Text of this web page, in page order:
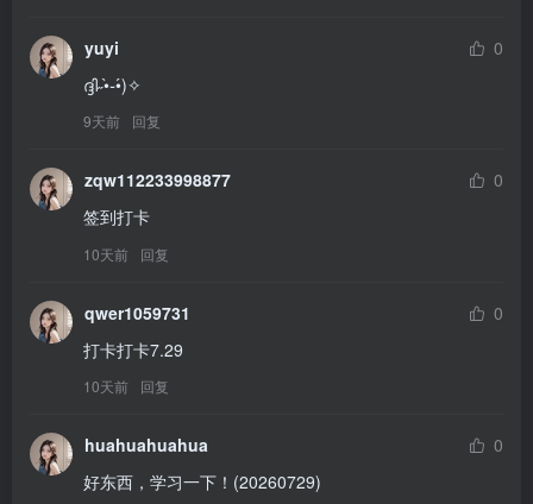
yuyi
0
ദ്ദി˶•̀֊•́)✧
9天前 回复
zqw112233998877
0
签到打卡
10天前 回复
qwer1059731
0
打卡打卡7.29
10天前 回复
huahuahuahua
0
好东西，学习一下！(20260729)